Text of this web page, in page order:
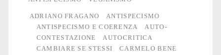
cambiare
qualcosa,
ADRIANO FRAGANO
ANTISPECISMO
ANTISPECISMO E COERENZA
AUTO-
CONTESTAZIONE
AUTOCRITICA
CAMBIARE SE STESSI
CARMELO BENE